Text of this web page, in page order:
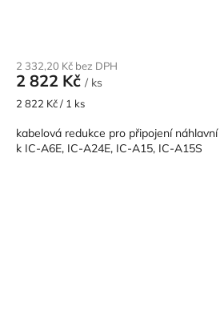
2 332,20 Kč bez DPH
2 822 Kč / ks
Měrná
2 822 Kč / 1 ks
kabelová redukce pro připojení
k IC-A6E, IC-A24E, IC-A15, IC-A15S